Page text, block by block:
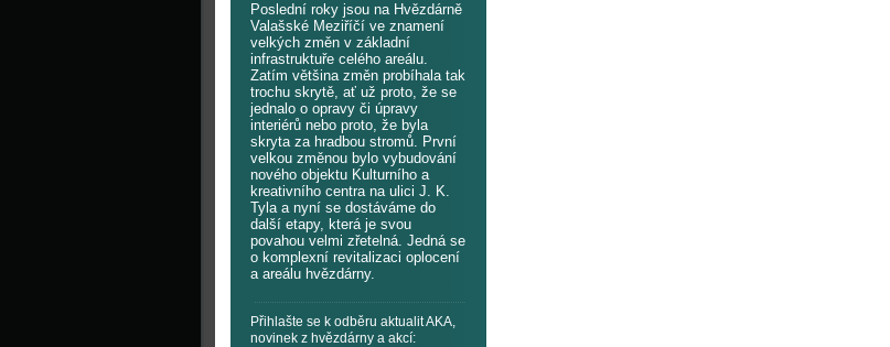
Poslední roky jsou na Hvězdárně
Valašské Meziříčí ve znamení
velkých změn v základní
infrastruktuře celého areálu.
Zatím většina změn probíhala tak
trochu skrytě, ať už proto, že se
jednalo o opravy či úpravy
interiérů nebo proto, že byla
skryta za hradbou stromů. První
velkou změnou bylo vybudování
nového objektu Kulturního a
kreativního centra na ulici J. K.
Tyla a nyní se dostáváme do
další etapy, která je svou
povahou velmi zřetelná. Jedná se
o komplexní revitalizaci oplocení
a areálu hvězdárny.
Přihlašte se k odběru aktualit AKA,
novinek z hvězdárny a akcí: